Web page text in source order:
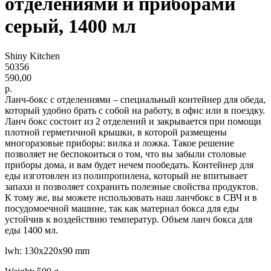
серый, 1400 мл
Shiny Kitchen
50356
590,00
р.
Ланч-бокс с отделениями – специальный контейнер для обеда,
который удобно брать с собой на работу, в офис или в поездку.
Ланч бокс состоит из 2 отделений и закрывается при помощи
плотной герметичной крышки, в которой размещены
многоразовые приборы: вилка и ложка. Такое решение
позволяет не беспокоиться о том, что вы забыли столовые
приборы дома, и вам будет нечем пообедать. Контейнер для
еды изготовлен из полипропилена, который не впитывает
запахи и позволяет сохранить полезные свойства продуктов.
К тому же, вы можете использовать наш ланчбокс в СВЧ и в
посудомоечной машине, так как материал бокса для еды
устойчив к воздействию температур. Объем ланч бокса для
еды 1400 мл.
lwh: 130x220x90 mm